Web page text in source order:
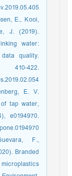
E., Kooi,
J. (2019).
water:
quality.
422.
E. V.
of tap water,
e0194970.
F.,
Branded